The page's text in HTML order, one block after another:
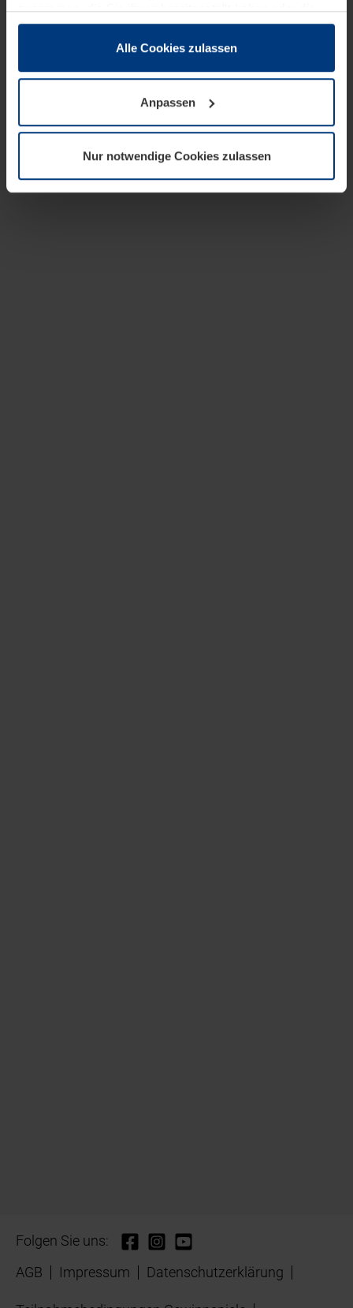
zusammen, die Sie ihnen bereitgestellt haben oder die
sie im Rahmen Ihrer Nutzung der Dienste gesammelt
wenn diese für den Betrieb dieser Seite unbedingt
notwendig sind. Für alle anderen Cookie-Typen benötigen
wir Ihre Erlaubnis. Ihre Einwilligung können Sie jederzeit
Datenschutzerklärungunserer Website ändern oder
widerrufen.
Alle Cookies zulassen
Anpassen
Nur notwendige Cookies zulassen
Folgen Sie uns:
AGB
Impressum Datenschutzerklärung